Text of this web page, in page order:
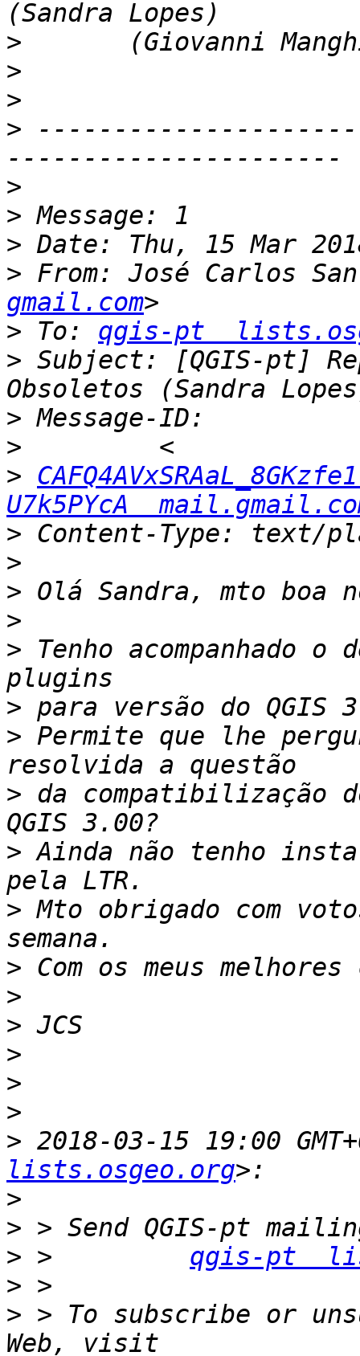
>
>
>
>
>
>
>
> From: José Carlos
gmail.com
> To: qgis-pt
> Subject: [QGIS-pt]
>
>
>
U7k5PYcA
>
>
>
>
> Tenho acompanhado
>
> Permite que lhe
> da compatibilização
> Ainda não tenho
> Mto obrigado com
>
>
>
>
>
>
> 2018-03-15 19:00
lists.osgeo.org
>
>
> > qgis-pt
>
> > To subscribe or